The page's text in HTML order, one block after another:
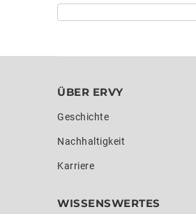
ÜBER ERVY
Geschichte
Nachhaltigkeit
Karriere
WISSENSWERTES